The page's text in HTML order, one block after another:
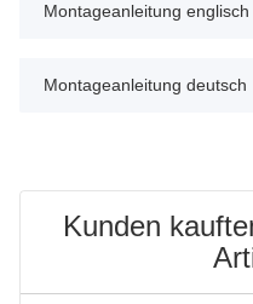
Montageanleitung englisch
Montageanleitung deutsch
Kunden